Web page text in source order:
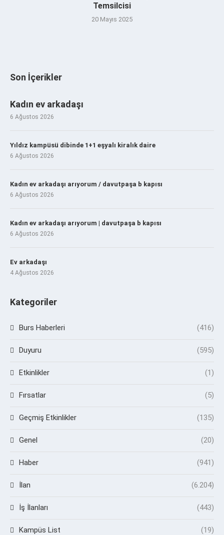
Temsilcisi
20 Mayıs 2025
Son İçerikler
Kadın ev arkadaşı
6 Ağustos 2026
Yıldız kampüsü dibinde 1+1 eşyalı kiralık daire
6 Ağustos 2026
Kadın ev arkadaşı arıyorum / davutpaşa b kapısı
6 Ağustos 2026
Kadın ev arkadaşı arıyorum | davutpaşa b kapısı
6 Ağustos 2026
Ev arkadaşı
4 Ağustos 2026
Kategoriler
Burs Haberleri (416)
Duyuru (595)
Etkinlikler (1)
Fırsatlar (5)
Geçmiş Etkinlikler (135)
Genel (20)
Haber (941)
İlan (6.204)
İş İlanları (443)
Kampüs List (19)